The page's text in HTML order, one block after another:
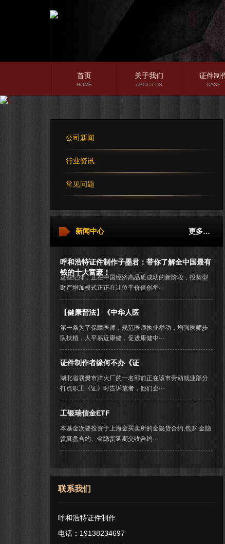
首页
HOME
关于我们
ABOUT US
证件制
CASE
公司新闻
行业资讯
常见问题
更多…
新闻中心
呼和浩特证件制作子墨君：带你了解全中国最有
钱的十大富豪！
这些纪律，正在中国经济高品质成幼的新阶段，投契型
财产增加模式正正在让位于价值创举···
【健康普法】《中华人医
第一条为了保障医师，规范医师执业举动，增强医师步
队扶植，人平易近康健，促进康健中···
证件制作者缘何不办《证
湖北省襄樊市洋火厂的一名部前正在该市劳动就业部分
打点职工《证》时告诉笔者，他们企···
工银瑞信金ETF
本基金次要投资于上海金买卖所的金隐货合约,包罗:金隐
货真盘合约、金隐货延期交收合约···
联系我们
呼和浩特证件制作
电话：19138234697